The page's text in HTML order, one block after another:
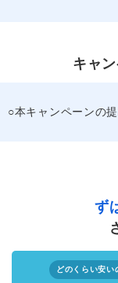
キャ
○本キャンペーンの
ず
どのくらい安い